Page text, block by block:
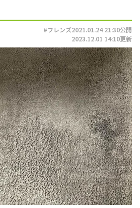
#フレンズ2021.01.24 21:30公開
2023.12.01 14:10更新